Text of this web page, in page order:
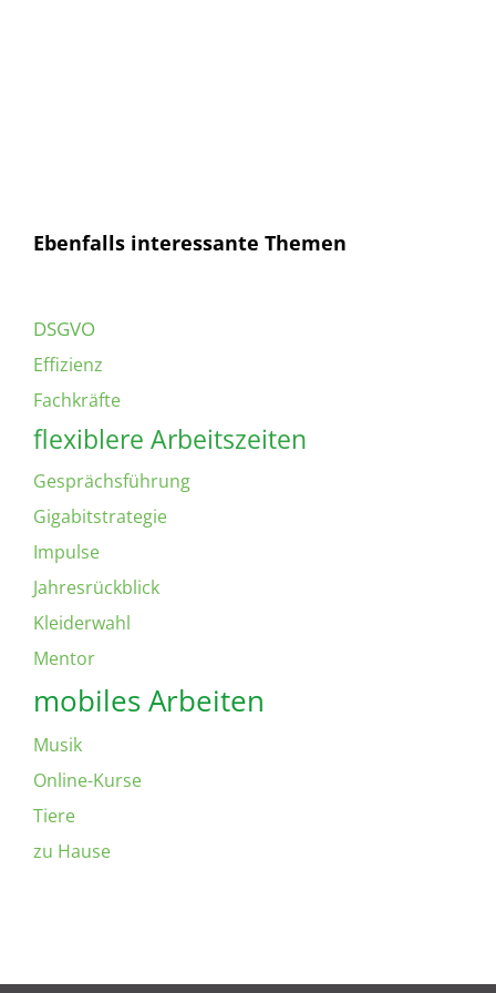
Ebenfalls interessante Themen
DSGVO
Effizienz
Fachkräfte
flexiblere Arbeitszeiten
Gesprächsführung
Gigabitstrategie
Impulse
Jahresrückblick
Kleiderwahl
Mentor
mobiles Arbeiten
Musik
Online-Kurse
Tiere
zu Hause